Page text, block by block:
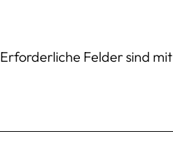
Erforderliche Felder sind mit